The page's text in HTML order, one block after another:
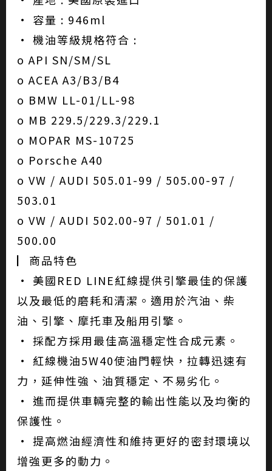
• 容量 : 946ml
• 機油等級規格符合 :
o API SN/SM/SL
o ACEA A3/B3/B4
o BMW LL-01/LL-98
o MB 229.5/229.3/229.1
o MOPAR MS-10725
o Porsche A40
o VW / AUDI 505.01-99 / 505.00-97 /
503.01
o VW / AUDI 502.00-97 / 501.01 /
500.00
▏商品特色
• 美國RED LINE紅線提供引擎最佳的保護
以及最低的磨耗和清潔。適用於汽油、柴
油、引擎、摩托車及船用引擎。
• 採配方採用最佳高溫穩定性合成元素。
• 紅線機油5W40使油門輕快，拉轉迅速有
力，延伸性強、油質穩定、不易劣化。
• 進而提供車輛完整的輸出性能以及均衡的
保護性。
• 提高燃油經濟性和維持更好的密封環境以
增強更多的動力。